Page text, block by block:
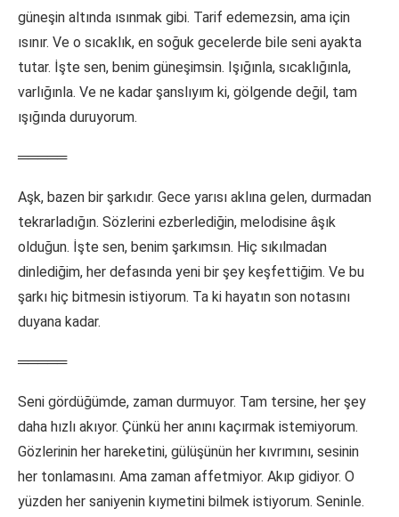
güneşin altında ısınmak gibi. Tarif edemezsin, ama için
ısınır. Ve o sıcaklık, en soğuk gecelerde bile seni ayakta
tutar. İşte sen, benim güneşimsin. Işığınla, sıcaklığınla,
varlığınla. Ve ne kadar şanslıyım ki, gölgende değil, tam
ışığında duruyorum.
═════
Aşk, bazen bir şarkıdır. Gece yarısı aklına gelen, durmadan
tekrarladığın. Sözlerini ezberlediğin, melodisine âşık
olduğun. İşte sen, benim şarkımsın. Hiç sıkılmadan
dinlediğim, her defasında yeni bir şey keşfettiğim. Ve bu
şarkı hiç bitmesin istiyorum. Ta ki hayatın son notasını
duyana kadar.
═════
Seni gördüğümde, zaman durmuyor. Tam tersine, her şey
daha hızlı akıyor. Çünkü her anını kaçırmak istemiyorum.
Gözlerinin her hareketini, gülüşünün her kıvrımını, sesinin
her tonlamasını. Ama zaman affetmiyor. Akıp gidiyor. O
yüzden her saniyenin kıymetini bilmek istiyorum. Seninle.